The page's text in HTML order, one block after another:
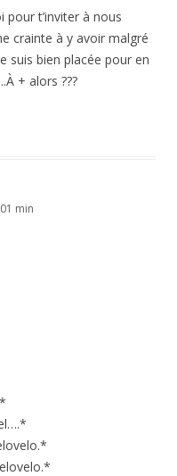
pour t’inviter à nous
crainte à y avoir malgré
suis bien placée pour en
+ alors ???
min